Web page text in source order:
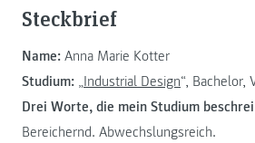
Steckbrief
Name: Anna Marie Kotter
Studium: „Industrial Design“, Bachelor,
Drei Worte, die mein Studium
Bereichernd. Abwechslungsreich.